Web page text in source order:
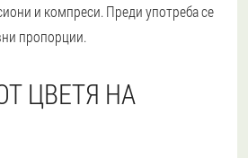
и компреси. Преди употреба се
пропорции.
ЦВЕТЯ НА